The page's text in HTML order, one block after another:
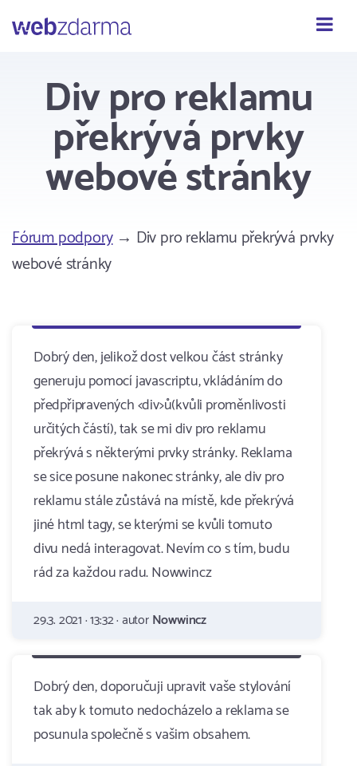
Webzdarma
Div pro reklamu
překrývá prvky
webové stránky
Fórum podpory→ Div pro reklamu překrývá prvky
webové stránky
Dobrý den, jelikož dost velkou část stránky
generuju pomocí javascriptu, vkládáním do
předpřipravených <div>ů(kvůli proměnlivosti
určitých částí), tak se mi div pro reklamu
překrývá s některými prvky stránky. Reklama
se sice posune nakonec stránky, ale div pro
reklamu stále zůstává na místě, kde překrývá
jiné html tagy, se kterými se kvůli tomuto
divu nedá interagovat. Nevím co s tím, budu
rád za každou radu. Nowwincz
29.3. 2021 · 13:32 · autorNowwincz
Dobrý den, doporučuji upravit vaše stylování
tak aby k tomuto nedocházelo a reklama se
posunula společně s vašim obsahem.